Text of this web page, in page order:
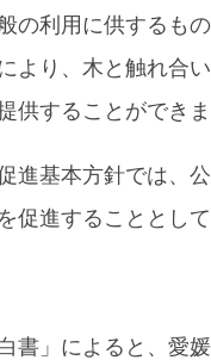
の利用に供するも
より、木と触れ合
供することができ
進基本方針では、
促進することとし
書」によると、愛